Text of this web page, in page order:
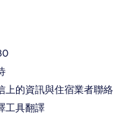
上的資訊與住宿業者聯絡
工具翻譯